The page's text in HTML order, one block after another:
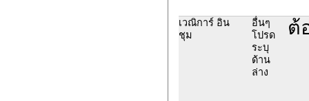
เวณิการ์ อิน
ชุม
อื่นๆ
โปรด
ระบุ
ด้าน
ล่าง
ต้